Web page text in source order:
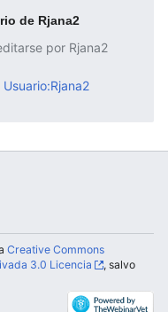
de Rjana2
por Rjana2
Creative Commons
3.0 Licencia
, salvo